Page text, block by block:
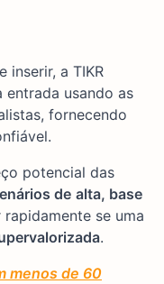
inserir, a TIKR
entrada usando as
fornecendo
potencial das
de alta, base
se uma
.
menos de 60